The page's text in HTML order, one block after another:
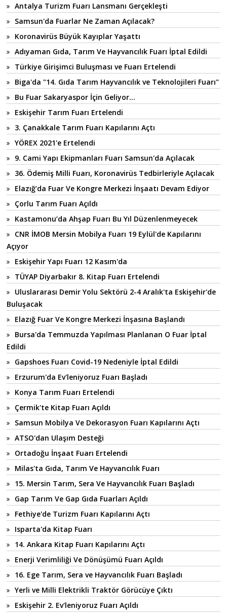
Antalya Turizm Fuarı Lansmanı Gerçekleşti
Samsun'da Fuarlar Ne Zaman Açılacak?
Koronavirüs Büyük Kayıplar Yaşattı
Adıyaman Gıda, Tarım Ve Hayvancılık Fuarı İptal Edildi
Türkiye Girişimci Buluşması ve Fuarı Ertelendi
Biga'da "14. Gıda Tarım Hayvancılık ve Teknolojileri Fuarı"
Bu Fuar Sakaryaspor İçin Geliyor...
Eskişehir Tarım Fuarı Ertelendi
3. Çanakkale Tarım Fuarı Kapılarını Açtı
YÖREX 2021'e Ertelendi
9. Cami Yapı Ekipmanları Fuarı Samsun'da Açılacak
36. Ödemiş Milli Fuarı, Koronavirüs Tedbirleriyle Açılacak
Elazığ’da Fuar Ve Kongre Merkezi İnşaatı Devam Ediyor
Çorlu Tarım Fuarı Açıldı
Kastamonu’da Ahşap Fuarı Bu Yıl Düzenlenmeyecek
CNR İMOB Mersin Mobilya Fuarı 19 Eylül'de Kapılarını
Açıyor
Eskişehir Yapı Fuarı 12 Kasım'da
TÜYAP Diyarbakır 8. Kitap Fuarı Ertelendi
Uluslararası Demir Yolu Sektörü 2-4 Aralık'ta Eskişehir'de
Buluşacak
Elazığ Fuar Ve Kongre Merkezi İnşasına Başlandı
Bursa'da Temmuzda Yapılması Planlanan O Fuar İptal
Edildi
Gapshoes Fuarı Covid-19 Nedeniyle İptal Edildi
Erzurum'da Ev'leniyoruz Fuarı Başladı
Konya Tarım Fuarı Ertelendi
Çermik'te Kitap Fuarı Açıldı
Samsun Mobilya Ve Dekorasyon Fuarı Kapılarını Açtı
ATSO'dan Ulaşım Desteği
Ortadoğu İnşaat Fuarı Ertelendi
Milas'ta Gıda, Tarım Ve Hayvancılık Fuarı
15. Mersin Tarım, Sera Ve Hayvancılık Fuarı Başladı
Gap Tarım Ve Gap Gıda Fuarları Açıldı
Fethiye'de Turizm Fuarı Kapılarını Açtı
Isparta'da Kitap Fuarı
14. Ankara Kitap Fuarı Kapılarını Açtı
Enerji Verimliliği Ve Dönüşümü Fuarı Açıldı
16. Ege Tarım, Sera ve Hayvancılık Fuarı Başladı
Yerli ve Milli Elektrikli Traktör Görücüye Çıktı
Eskişehir 2. Ev'leniyoruz Fuarı Açıldı